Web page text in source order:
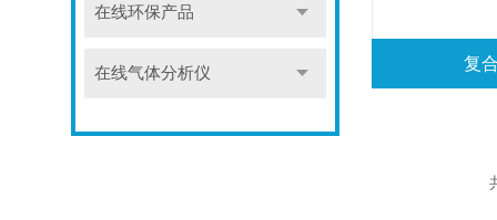
在线环保产品
在线气体分析仪
复